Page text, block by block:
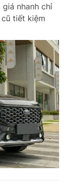
nhanh chỉ
tiết kiệm